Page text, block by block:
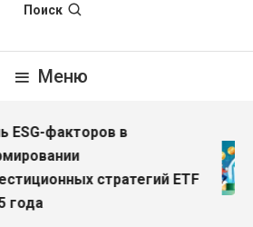
Поиск
Меню
факторов в
стратегий ETF